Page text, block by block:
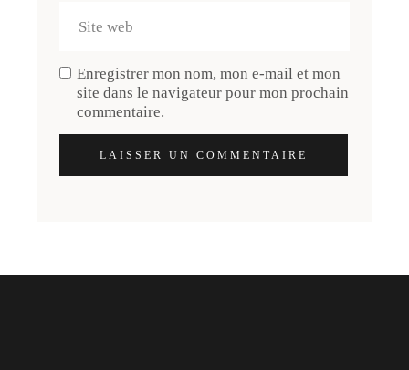
Enregistrer mon nom, mon e-mail et mon
site dans le navigateur pour mon prochain
commentaire.
LAISSER UN COMMENTAIRE